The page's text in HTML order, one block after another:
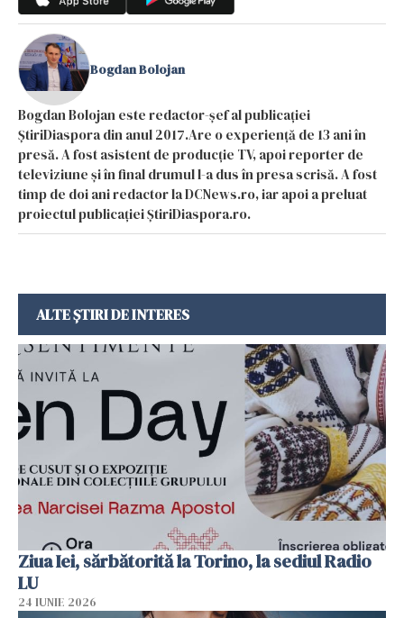
Bogdan Bolojan
Bogdan Bolojan este redactor-șef al publicației
ȘtiriDiaspora din anul 2017.Are o experiență de 13 ani în
presă. A fost asistent de producție TV, apoi reporter de
televiziune și în final drumul l-a dus în presa scrisă. A fost
timp de doi ani redactor la DCNews.ro, iar apoi a preluat
proiectul publicației ȘtiriDiaspora.ro.
ALTE ȘTIRI DE INTERES
Ziua Iei, sărbătorită la Torino, la sediul Radio
LU
24 IUNIE 2026